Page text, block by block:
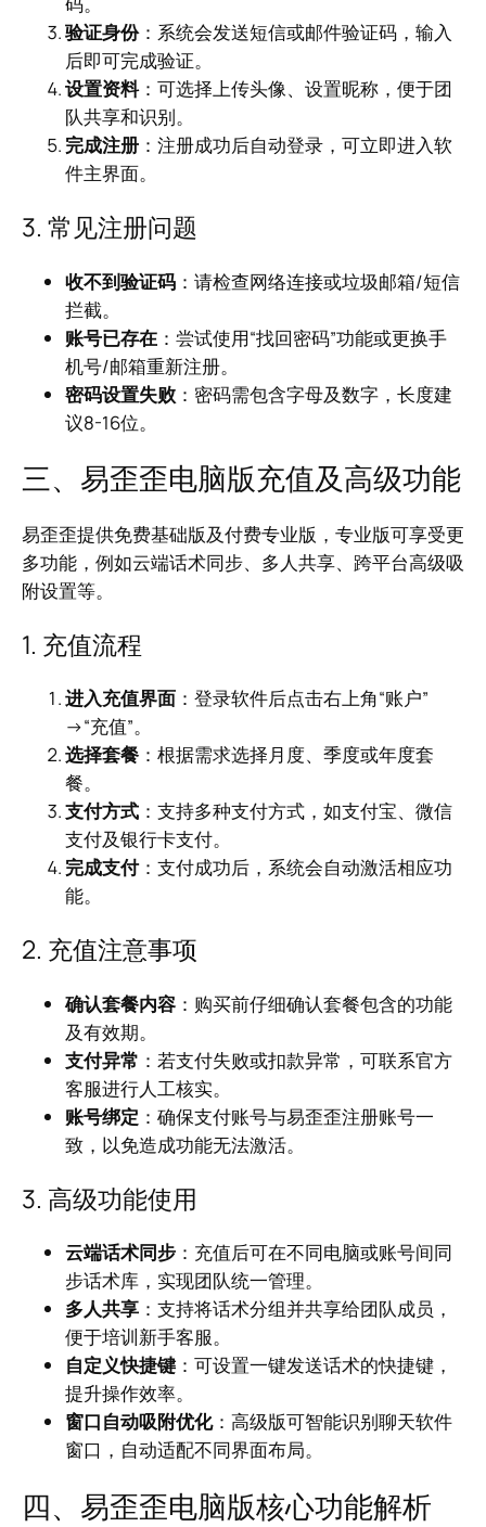
验证身份：系统会发送短信或邮件验证码，输入
后即可完成验证。
设置资料：可选择上传头像、设置昵称，便于团
队共享和识别。
完成注册 ：注册成功后自动登录，可立即进入软
件主界面。
3. 常见注册问题
收不到验证码 ：请检查网络连接或垃圾邮箱/短信
拦截。
账号已存在 ：尝试使用“找回密码”功能或更换手
机号/邮箱重新注册。
密码设置失败 ：密码需包含字母及数字，长度建
议8-16位。
三、易歪歪电脑版充值及高级功能
易歪歪提供免费基础版及付费专业版，专业版可享受更
多功能，例如云端话术同步、多人共享、跨平台高级吸
附设置等。
1. 充值流程
进入充值界面 ：登录软件后点击右上角“账户”
→“充值”。
选择套餐 ：根据需求选择月度、季度或年度套
餐。
支付方式 ：支持多种支付方式，如支付宝、微信
支付及银行卡支付。
完成支付：支付成功后，系统会自动激活相应功
能。
2. 充值注意事项
确认套餐内容 ：购买前仔细确认套餐包含的功能
及有效期。
支付异常 ：若支付失败或扣款异常，可联系官方
客服进行人工核实。
账号绑定 ：确保支付账号与易歪歪注册账号一
致，以免造成功能无法激活。
3. 高级功能使用
云端话术同步 ：充值后可在不同电脑或账号间同
步话术库，实现团队统一管理。
多人共享 ：支持将话术分组并共享给团队成员，
便于培训新手客服。
自定义快捷键 ：可设置一键发送话术的快捷键，
提升操作效率。
窗口自动吸附优化：高级版可智能识别聊天软件
窗口，自动适配不同界面布局。
四、易歪歪电脑版核心功能解析